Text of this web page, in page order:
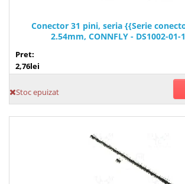
Conector 31 pini, seria {{Serie
2.54mm, CONNFLY - DS1002-01-
Pret:
2,76lei
Stoc epuizat